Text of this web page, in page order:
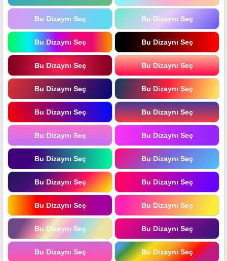
Bu Dizaynı Seç Bu Dizaynı Seç
Bu Dizaynı Seç Bu Dizaynı Seç
Bu Dizaynı Seç Bu Dizaynı Seç
Bu Dizaynı Seç Bu Dizaynı Seç
Bu Dizaynı Seç Bu Dizaynı Seç
Bu Dizaynı Seç Bu Dizaynı Seç
Bu Dizaynı Seç Bu Dizaynı Seç
Bu Dizaynı Seç Bu Dizaynı Seç
Bu Dizaynı Seç Bu Dizaynı Seç
Bu Dizaynı Seç Bu Dizaynı Seç
Bu Dizaynı Seç Bu Dizaynı Seç